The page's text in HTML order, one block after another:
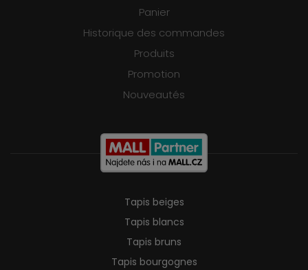
Panier
Historique des commandes
Produits
Promotion
Nouveautés
Tapis beiges
Tapis blancs
Tapis bruns
Tapis bourgognes